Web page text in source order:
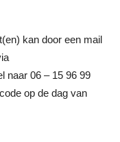
kan door een mail
naar 06 – 15 96 99
op de dag van